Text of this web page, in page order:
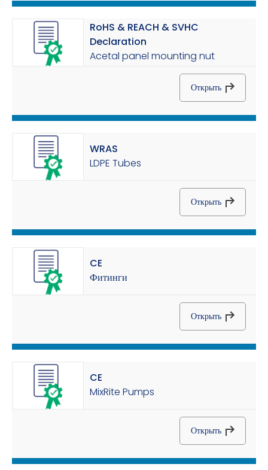
RoHS & REACH & SVHC
Declaration
Acetal panel mounting nut
Открыть
WRAS
LDPE Tubes
Открыть
CE
Фитинги
Открыть
CE
MixRite Pumps
Открыть